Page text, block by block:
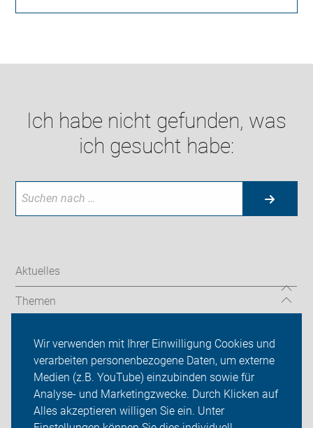
Wir verwenden mit Ihrer Einwilligung Cookies und
verarbeiten personenbezogene Daten, um externe
Medien (z.B. YouTube) einzubinden sowie für
Analyse- und Marketingzwecke. Durch Klicken auf
Alles akzeptieren willigen Sie ein. Unter
Ich habe nicht gefunden, was
ich gesucht habe:
Aktuelles
Themen
Links
Über uns